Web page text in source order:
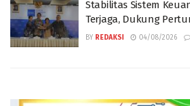
Stabilitas Sistem
Terjaga, Dukung
BY REDAKSI 04/08/2026